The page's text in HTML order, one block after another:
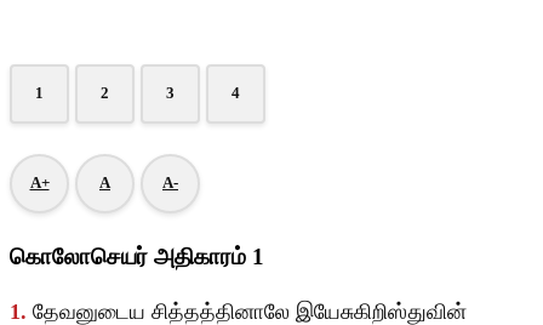
1 2 3 4
A+ A A-
கொலோசெயர் அதிகாரம் 1
1. தேவனுடைய சித்தத்தினாலே இயேசுகிறிஸ்துவின்